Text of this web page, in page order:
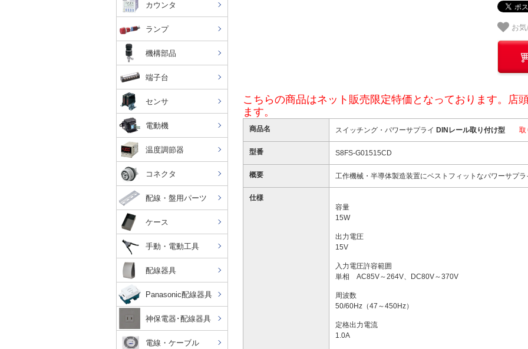
お
こちらの商品はネット販売限定特価となっております。店
ます。
商品名 スイッチング・パワーサプライ DINレール取り付け型 取
型番 S8FS-G01515CD
概要 工作機械・半導体製造装置にベストフィットなパワーサプラ
仕様
容量
15W
出力電圧
15V
入力電圧許容範囲
単相 AC85V～264V、DC80V～370V
周波数
50/60Hz（47～450Hz）
定格出力電流
1.0A
カウンタ
ランプ
機構部品
端子台
センサ
電動機
温度調節器
コネクタ
配線・盤用パーツ
ケース
手動・電動工具
配線器具
Panasonic配線器具
神保電器･配線器具
電線・ケーブル